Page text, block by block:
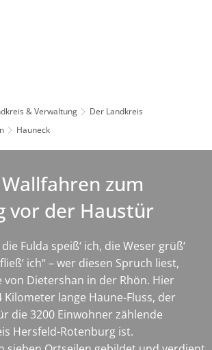
& Verwaltung
Der Landkreis
Hauneck
zum
vor der Haustür
Fulda speiß‘ ich, die Weser grüß‘
ich“ – wer diesen Spruch liest,
von Dietershan in der Rhön. Hier
lange Haune-Fluss, der
die 3200 Einwohner zählende
Hersfeld-Rotenburg ist.